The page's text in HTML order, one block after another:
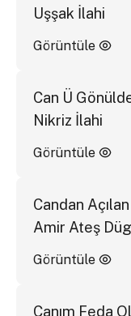
Uşşak İlahi
Görüntüle
Can Ü
Nikriz İlahi
Görüntüle
Candan
Amir Ateş
Görüntüle
Canım Feda